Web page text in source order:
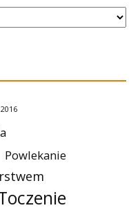
Powlekanie